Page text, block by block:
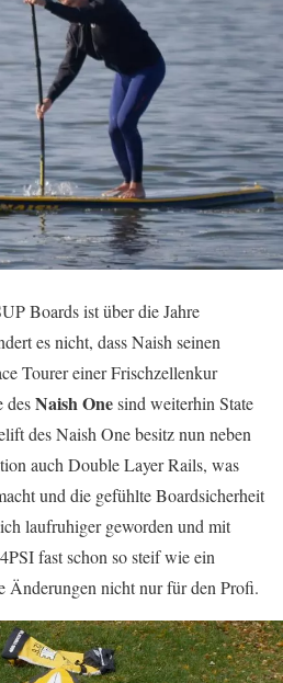
Boards ist über die Jahre
es nicht, dass Naish seinen
Tourer einer Frischzellenkur
desNaish Onesind weiterhin State
des Naish One besitz nun neben
auch Double Layer Rails, was
und die gefühlte Boardsicherheit
laufruhiger geworden und mit
fast schon so steif wie ein
Änderungen nicht nur für den Profi.